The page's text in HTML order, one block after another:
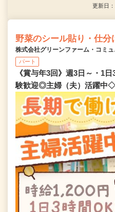
更新日
野菜のシール貼り・仕分
株式会社グリーンファーム・コミ
パート
《賞与年3回》週3日～・1
験歓迎◎主婦（夫）活躍中◇